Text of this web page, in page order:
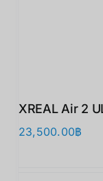
XREAL Air 2
23,500.00฿